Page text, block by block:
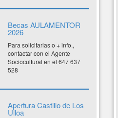
Becas AULAMENTOR
2026
Para solicitarlas o + info.,
contactar con el Agente
Sociocultural en el 647 637
528
Apertura Castillo de Los
Ulloa